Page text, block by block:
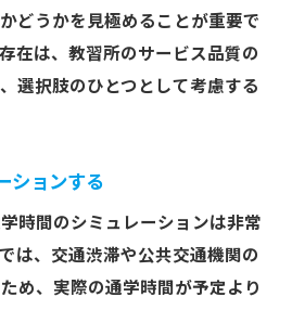
どうかを見極めることが重要で
在は、教習所のサービス品質の
選択肢のひとつとして考慮する
ションする
時間のシミュレーションは非常
は、交通渋滞や公共交通機関の
め、実際の通学時間が予定より